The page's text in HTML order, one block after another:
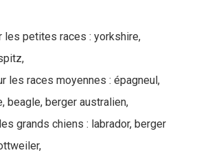
les petites races : yorkshire,
les races moyennes : épagneul,
beagle, berger australien,
grands chiens : labrador, berger